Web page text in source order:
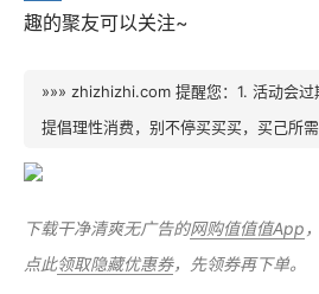
趣的聚友可以关注~
»»» zhizhizhi.com 提醒您：1. 活动会
提倡理性消费，别不停买买买，买己所
下载干净清爽无广告的网购值值值App
点此领取隐藏优惠券，先领券再下单。